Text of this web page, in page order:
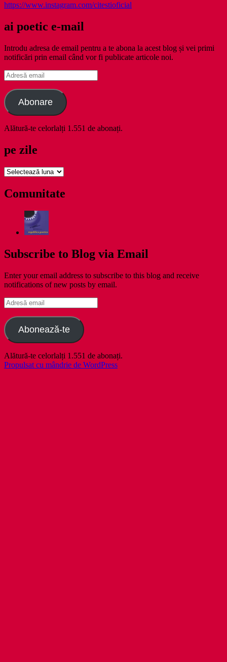
https://www.instagram.com/citestioficial
ai poetic e-mail
Introdu adresa de email pentru a te abona la acest blog și vei primi
notificări prin email când vor fi publicate articole noi.
Adresă
email
Abonare
Alătură-te celorlalți 1.551 de abonați.
pe zile
pe
Comunitate
Subscribe to Blog via Email
Enter your email address to subscribe to this blog and receive
notifications of new posts by email.
Adresă
email
Abonează-te
Alătură-te celorlalți 1.551 de abonați.
Propulsat cu mândrie de WordPress